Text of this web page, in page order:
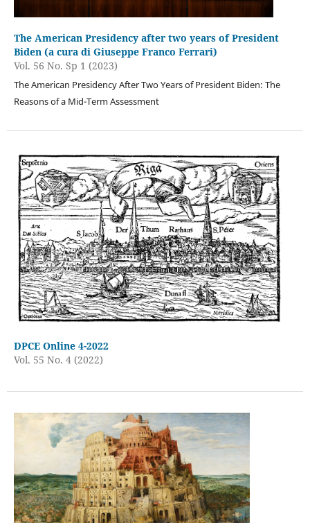
The American Presidency after two years of President
Biden (a cura di Giuseppe Franco Ferrari)
Vol. 56 No. Sp 1 (2023)
The American Presidency After Two Years of President Biden: The
Reasons of a Mid-Term Assessment
DPCE Online 4-2022
Vol. 55 No. 4 (2022)